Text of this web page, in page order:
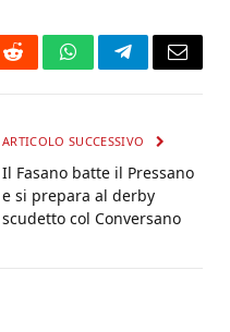
RedditWhatsAppTelegramEmail
ARTICOLO SUCCESSIVO
Il Fasano batte il Pressano
e si prepara al derby
scudetto col Conversano